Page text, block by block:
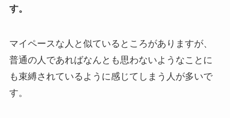
す。
マイペースな人と似ているところがありますが、
普通の人であればなんとも思わないようなことに
も束縛されているように感じてしまう人が多いで
す。